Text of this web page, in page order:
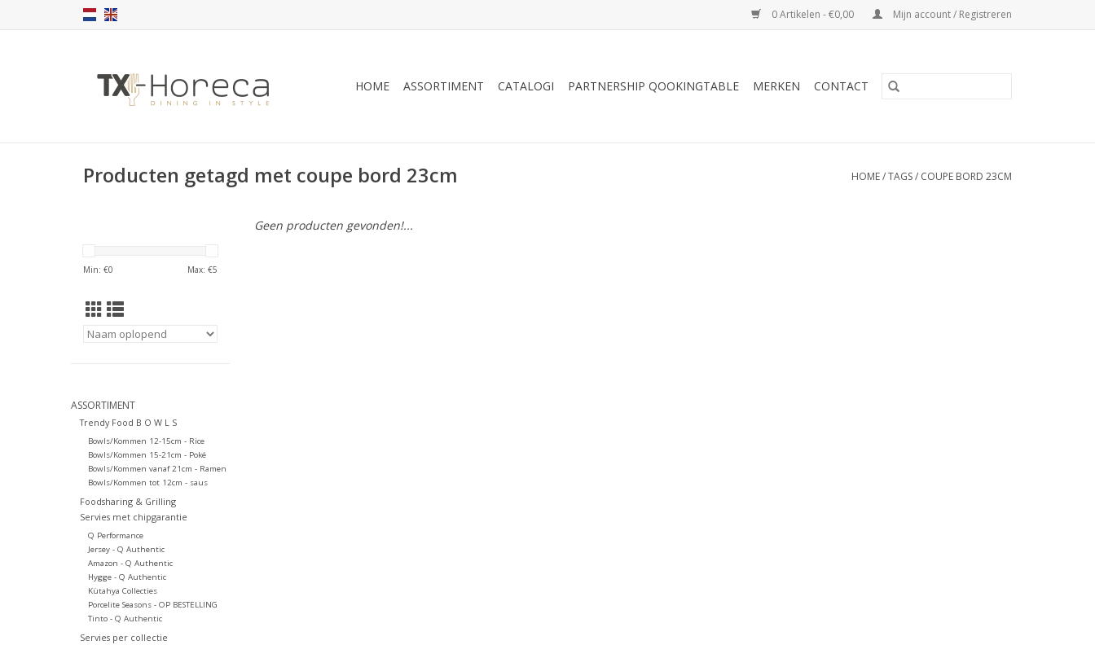
0 Artikelen - €0,00 Mijn account / Registreren
HOME ASSORTIMENT CATALOGI PARTNERSHIP QOOKINGTABLE MERKEN CONTACT
Producten getagd met coupe bord 23cm HOME/TAGS/ COUPE BORD 23CM
Min: €0 Max: €5
ASSORTIMENT
Trendy Food B O W L S
Bowls/Kommen 12-15cm - Rice
Bowls/Kommen 15-21cm - Poké
Bowls/Kommen vanaf 21cm - Ramen
Bowls/Kommen tot 12cm - saus
Foodsharing & Grilling
Servies met chipgarantie
Q Performance
Jersey - Q Authentic
Amazon - Q Authentic
Hygge - Q Authentic
Kütahya Collecties
Porcelite Seasons - OP BESTELLING
Tinto - Q Authentic
Servies per collectie
Geen producten gevonden!...